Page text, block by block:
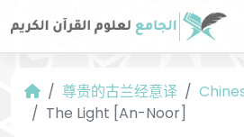
尊贵的古兰经意译
The Light [An-Noor]